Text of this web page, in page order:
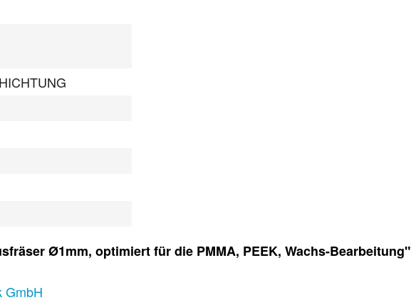
Ø1mm, optimiert für die PMMA, PEEK, Wachs-Bearbeitung"
GmbH